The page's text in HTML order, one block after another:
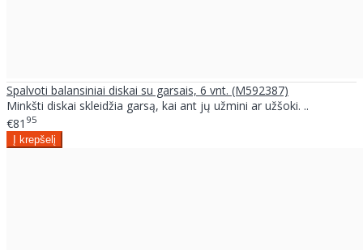
Spalvoti balansiniai diskai su garsais, 6 vnt. (M592387)
Minkšti diskai skleidžia garsą, kai ant jų užmini ar užšoki. ..
€81 95